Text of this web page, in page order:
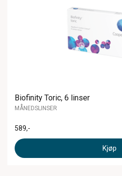
Biofinity Toric, 6 linser
MÅNEDSLINSER
589,-
Kjøp